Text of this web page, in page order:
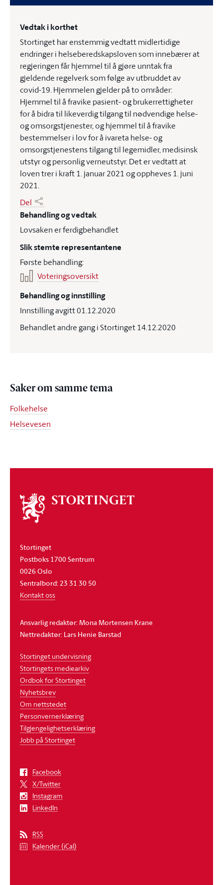
Vedtak i korthet
Stortinget har enstemmig vedtatt midlertidige
endringer i helseberedskapsloven som innebærer at
regjeringen får hjemmel til å gjøre unntak fra
gjeldende regelverk som følge av utbruddet av
covid-19. Hjemmelen gjelder på to områder:
Hjemmel til å fravike pasient- og brukerrettigheter
for å bidra til likeverdig tilgang til nødvendige helse-
og omsorgstjenester, og hjemmel til å fravike
bestemmelser i lov for å ivareta helse- og
omsorgstjenestens tilgang til legemidler, medisinsk
utstyr og personlig verneutstyr. Det er vedtatt at
loven trer i kraft 1. januar 2021 og oppheves 1. juni
2021.
Del
Behandling og vedtak
Lovsaken er ferdigbehandlet
Slik stemte representantene
Første behandling:
Voteringsoversikt
Behandling og innstilling
Innstilling avgitt 01.12.2020
Behandlet andre gang i Stortinget 14.12.2020
Saker om samme tema
Folkehelse
Helsevesen
Om
stortinget
Stortinget
Postboks 1700 Sentrum
0026 Oslo
Sentralbord: 23 31 30 50
Kontakt oss
Ansvarlig redaktør: Mona Mortensen Krane
Nettredaktør: Lars Henie Barstad
Stortinget undervisning
Stortingets mediearkiv
Ordbok for Stortinget
Nyhetsbrev
Om nettstedet
Personvernerklæring
Tilgjengelighetserklæring
Jobb på Stortinget
Facebook
X/Twitter
Instagram
LinkedIn
RSS
Kalender (iCal)